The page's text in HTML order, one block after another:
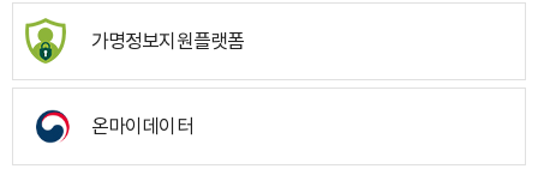
가명정보지원플랫폼
온마이데이터